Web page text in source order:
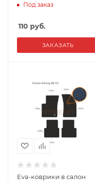
Под заказ
110 руб.
ЗАКАЗАТЬ
Eva-коврики в салон